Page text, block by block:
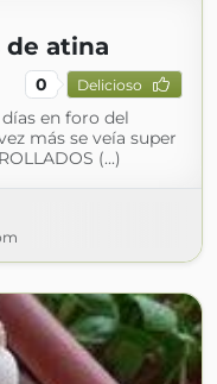
de atina
0 Delicioso
en foro del
más se veía super
(...)